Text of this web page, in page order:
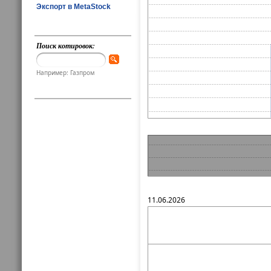
Экспорт в MetaStock
Поиск котировок:
Например: Газпром
11.06.2026